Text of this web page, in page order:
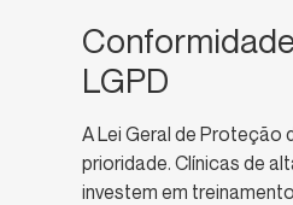
LGPD
A Lei Geral de Proteção
prioridade. Clínicas de
investem em